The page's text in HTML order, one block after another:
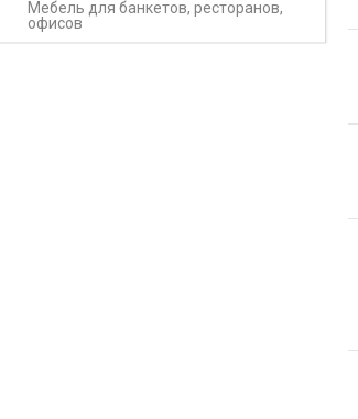
Мебель для банкетов, ресторанов,
офисов